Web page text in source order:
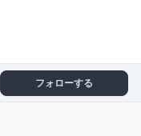
フォローする